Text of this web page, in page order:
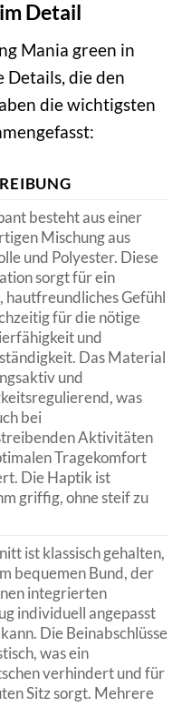
Detail
Mania green in
Details, die den
die wichtigsten
besteht aus einer
Mischung aus
und Polyester. Diese
sorgt für ein
hautfreundliches Gefühl
für die nötige
und
Das Material
und
was
bei
Aktivitäten
Tragekomfort
Die Haptik ist
griffig, ohne steif zu
ist klassisch gehalten,
bequemen Bund, der
integrierten
individuell angepasst
Die Beinabschlüsse
was ein
verhindert und für
Sitz sorgt. Mehrere